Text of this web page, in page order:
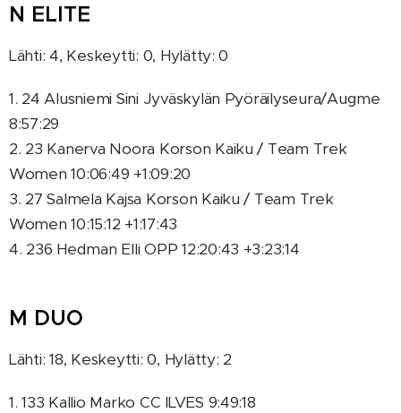
N ELITE
Lähti: 4, Keskeytti: 0, Hylätty: 0
1. 24 Alusniemi Sini Jyväskylän Pyöräilyseura/Augme
8:57:29
2. 23 Kanerva Noora Korson Kaiku / Team Trek
Women 10:06:49 +1:09:20
3. 27 Salmela Kajsa Korson Kaiku / Team Trek
Women 10:15:12 +1:17:43
4. 236 Hedman Elli OPP 12:20:43 +3:23:14
M DUO
Lähti: 18, Keskeytti: 0, Hylätty: 2
1. 133 Kallio Marko CC ILVES 9:49:18